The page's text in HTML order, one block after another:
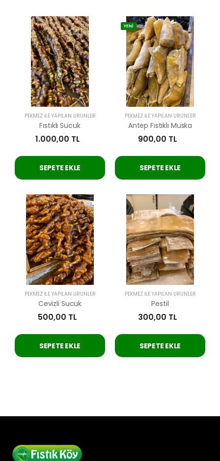
PEKMEZ İLE YAPILAN ÜRÜNLER
Fıstıklı Sucuk
1.000,00 TL
SEPETE EKLE
YENİ
PEKMEZ İLE YAPILAN ÜRÜNLER
Antep Fıstıklı Muska
900,00 TL
SEPETE EKLE
PEKMEZ İLE YAPILAN ÜRÜNLER
Cevizli Sucuk
500,00 TL
SEPETE EKLE
PEKMEZ İLE YAPILAN ÜRÜNLER
Pestil
300,00 TL
SEPETE EKLE